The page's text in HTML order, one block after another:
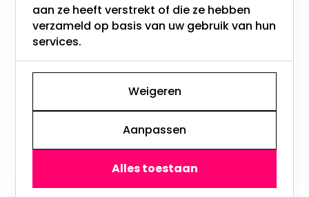
1755 LEDs - 180 cm
Hoogte: 180 cm
Werkt op netstroom
Voor binnen & buiten
Niet op voorraad 139,95
aan ze heeft verstrekt of die ze hebben
verzameld op basis van uw gebruik van hun
services.
Weigeren
Aanpassen
Alles toestaan